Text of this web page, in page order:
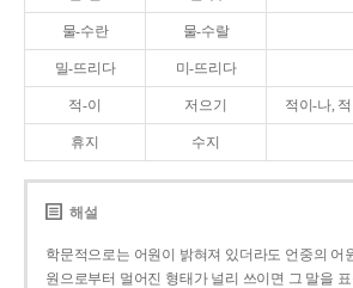
물-수란 물-수랄
밀-뜨리다 미-뜨리다
적-이 저으기 적이-나,
휴지 수지
해설
학문적으로는 어원이 밝혀져 있더라도 언중의 어
원으로부터 멀어진 형태가 널리 쓰이면 그 말을